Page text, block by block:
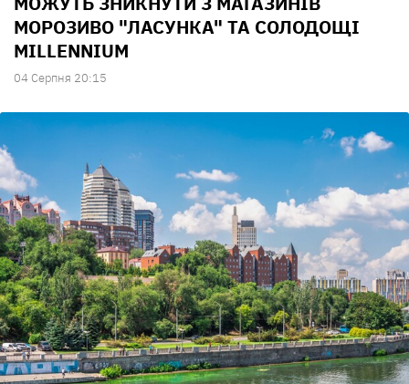
МОРОЗИВО "ЛАСУНКА" ТА СОЛОДОЩІ
MILLENNIUM
04 Серпня 20:15